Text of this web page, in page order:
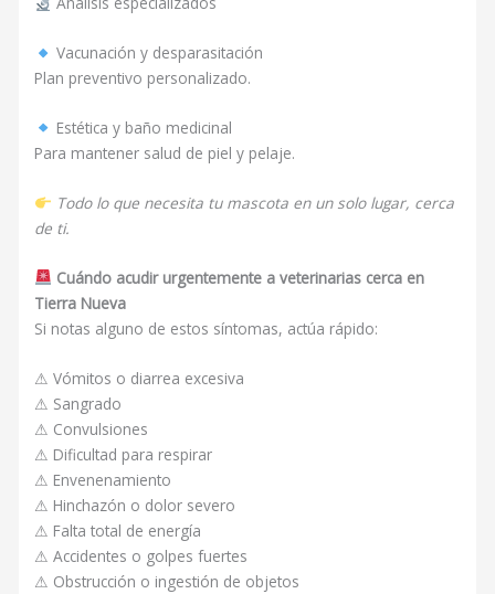
Vacunación y desparasitación
Plan preventivo personalizado.
Estética y baño medicinal
Para mantener salud de piel y pelaje.
Todo lo que necesita tu mascota en un solo lugar, cerca
de ti.
Cuándo acudir urgentemente a veterinarias cerca en
Tierra Nueva
Si notas alguno de estos síntomas, actúa rápido:
⚠ Vómitos o diarrea excesiva
⚠ Sangrado
⚠ Convulsiones
⚠ Dificultad para respirar
⚠ Envenenamiento
⚠ Hinchazón o dolor severo
⚠ Falta total de energía
⚠ Accidentes o golpes fuertes
⚠ Obstrucción o ingestión de objetos